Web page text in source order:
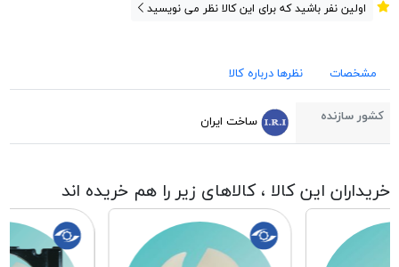
اولین نفر باشید که برای این کالا نظر می نویسید
مشخصات نظرها درباره کالا
کشور سازنده ساخت ایران
خریداران این کالا ، کالاهای زیر را هم خریده اند